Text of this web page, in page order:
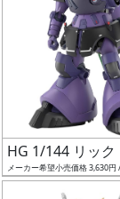
売
切
HG 1/144 リック
メーカー希望小売価格 3,630円